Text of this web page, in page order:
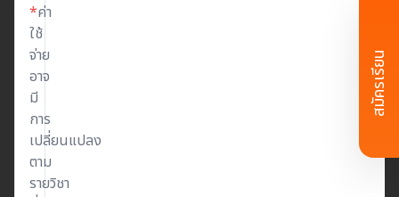
*ค่า
ใช้
จ่าย
อาจ
มี
การ
เปลี่ยนแปลง
ตาม
รายวิชา
สมัครเรียน